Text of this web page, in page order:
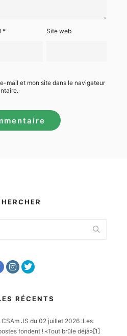
* Site web
mail et mon site dans le navigateur
RÉCENTS
JS du 02 juillet 2026 :Les
fondent ! «Tout brûle déjà»[1]